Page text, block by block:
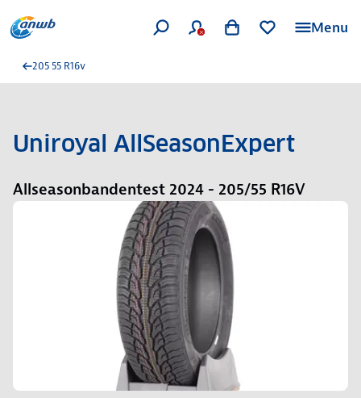
Menu
205 55 R16v
Uniroyal AllSeasonExpert
Allseasonbandentest 2024 - 205/55 R16V